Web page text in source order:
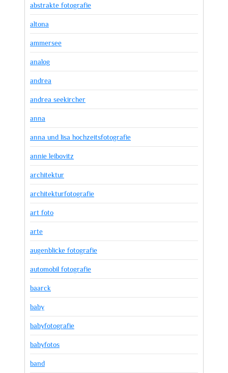
abstrakte fotografie
altona
ammersee
analog
andrea
andrea seekircher
anna
anna und lisa hochzeitsfotografie
annie leibovitz
architektur
architekturfotografie
art foto
arte
augenblicke fotografie
automobil fotografie
baarck
baby
babyfotografie
babyfotos
band